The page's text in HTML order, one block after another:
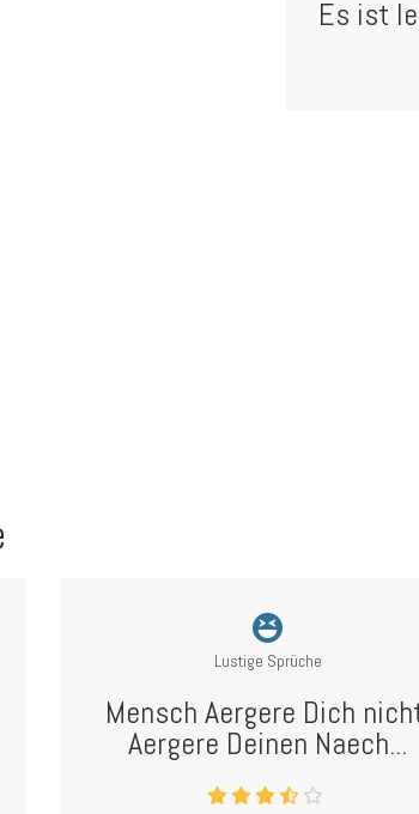
Es ist
Lustige Sprüche
Mensch Aergere Dich
Aergere Deinen Naech...